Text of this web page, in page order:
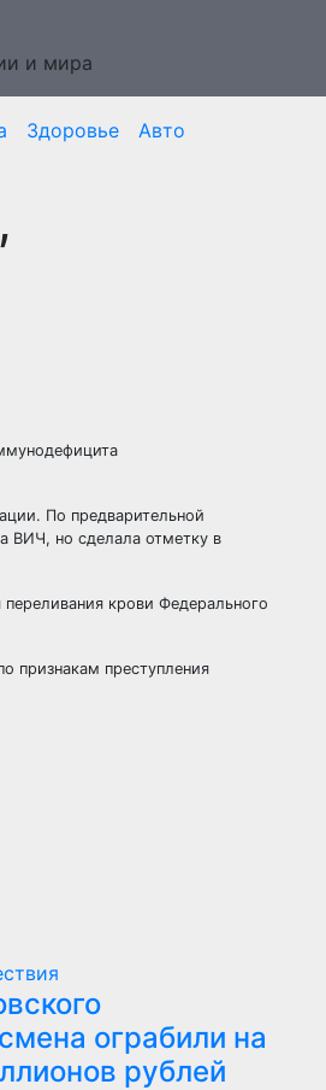
и мира
Здоровье
Авто
По предварительной
ВИЧ, но сделала отметку в
крови Федерального
признакам преступления
ограбили на
рублей